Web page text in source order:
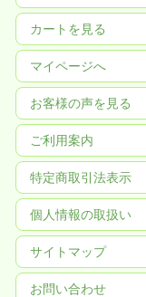
カートを見る
マイページへ
お客様の声を見る
ご利用案内
特定商取引法表示
個人情報の取扱い
サイトマップ
お問い合わせ